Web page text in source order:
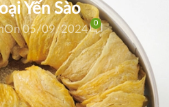
Yến Sào
On 05/09/2024
0
phẩm cao cấp đặc trưng tại
chủ yếu từ dịch tiết nước bọt
loài thuộc nhómAerodramus .